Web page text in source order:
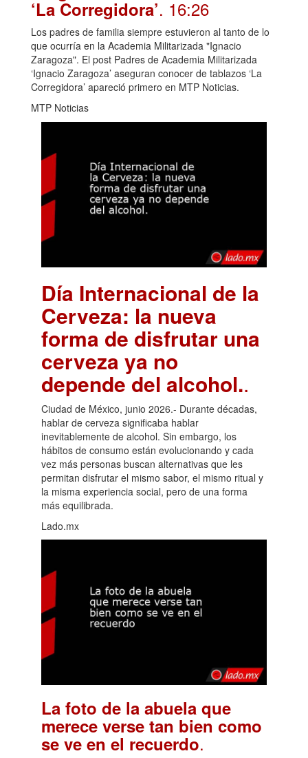
‘La Corregidora’. 16:26
Los padres de familia siempre estuvieron al tanto de lo
que ocurría en la Academia Militarizada "Ignacio
Zaragoza". El post Padres de Academia Militarizada
‘Ignacio Zaragoza’ aseguran conocer de tablazos ‘La
Corregidora’ apareció primero en MTP Noticias.
MTP Noticias
Día Internacional de la
Cerveza: la nueva
forma de disfrutar una
cerveza ya no
depende del alcohol..
Ciudad de México, junio 2026.- Durante décadas,
hablar de cerveza significaba hablar
inevitablemente de alcohol. Sin embargo, los
hábitos de consumo están evolucionando y cada
vez más personas buscan alternativas que les
permitan disfrutar el mismo sabor, el mismo ritual y
la misma experiencia social, pero de una forma
más equilibrada.
Lado.mx
La foto de la abuela que
merece verse tan bien como
se ve en el recuerdo.